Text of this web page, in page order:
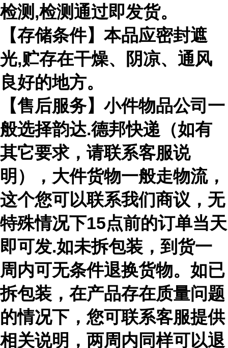
检测,检测通过即发货。
【存储条件】本品应密封遮
光,贮存在干燥、阴凉、通风
良好的地方。
【售后服务】小件物品公司一
般选择韵达.德邦快递（如有
其它要求，请联系客服说
明），大件货物一般走物流，
这个您可以联系我们商议，无
特殊情况下15点前的订单当天
即可发.如未拆包装，到货一
周内可无条件退换货物。如已
拆包装，在产品存在质量问题
的情况下，您可联系客服提供
相关说明，两周内同样可以退